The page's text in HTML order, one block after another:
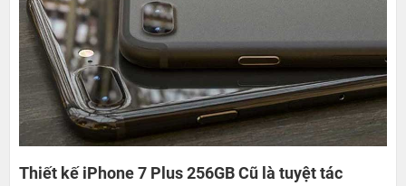
Thiết kế iPhone 7 Plus 256GB Cũ là tuyệt tác